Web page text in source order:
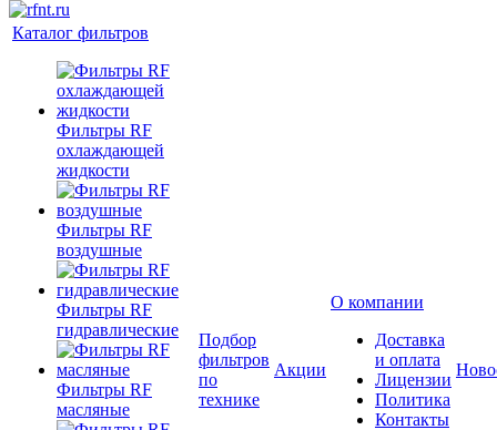
Каталог фильтров
Фильтры RF
охлаждающей
жидкости
Фильтры RF
воздушные
Фильтры RF
гидравлические
Фильтры RF
масляные
Подбор
фильтров
по
технике
Акции
О компании
Доставка
и оплата
Лицензии
Политика
Контакты